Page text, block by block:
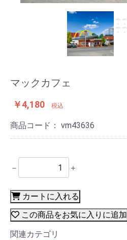
マックカフェ
￥4,180 税込
商品コード： vm43636
－ ＋
カートに入れる
この商品をお気に入りに追加
関連カテゴリ